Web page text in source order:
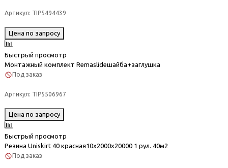
Артикул: TIP5494439
Цена по запросу
Быстрый просмотр
Монтажный комплект Remaslideшайба+заглушка
Под заказ
Артикул: TIP5506967
Цена по запросу
Быстрый просмотр
Резина Uniskirt 40 красная10х2000х20000 1 рул. 40м2
Под заказ